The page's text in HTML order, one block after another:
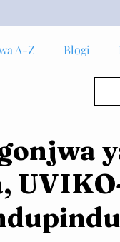
A-Z Blogi